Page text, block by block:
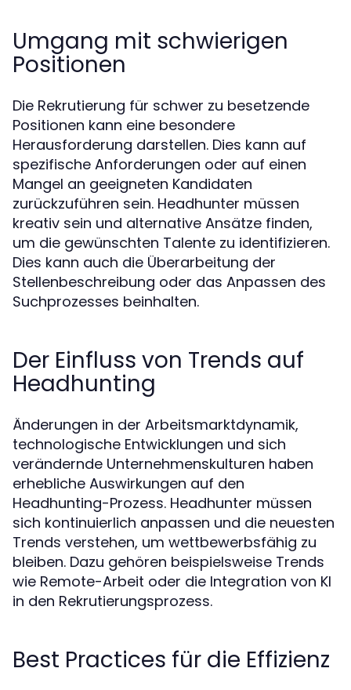
Umgang mit schwierigen
Positionen
Die Rekrutierung für schwer zu besetzende
Positionen kann eine besondere
Herausforderung darstellen. Dies kann auf
spezifische Anforderungen oder auf einen
Mangel an geeigneten Kandidaten
zurückzuführen sein. Headhunter müssen
kreativ sein und alternative Ansätze finden,
um die gewünschten Talente zu identifizieren.
Dies kann auch die Überarbeitung der
Stellenbeschreibung oder das Anpassen des
Suchprozesses beinhalten.
Der Einfluss von Trends auf
Headhunting
Änderungen in der Arbeitsmarktdynamik,
technologische Entwicklungen und sich
verändernde Unternehmenskulturen haben
erhebliche Auswirkungen auf den
Headhunting-Prozess. Headhunter müssen
sich kontinuierlich anpassen und die neuesten
Trends verstehen, um wettbewerbsfähig zu
bleiben. Dazu gehören beispielsweise Trends
wie Remote-Arbeit oder die Integration von KI
in den Rekrutierungsprozess.
Best Practices für die Effizienz